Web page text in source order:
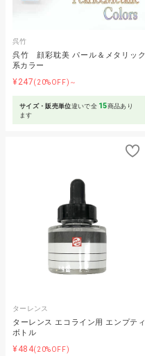
呉竹
呉竹 顔彩耽美 パール＆メタリック
系カラー
¥247(20%OFF)～
サイズ・販売単位違いで全 15商品あり
ます
ターレンス
ターレンス エコライン用 エンプティ
ボトル
¥484(20%OFF)